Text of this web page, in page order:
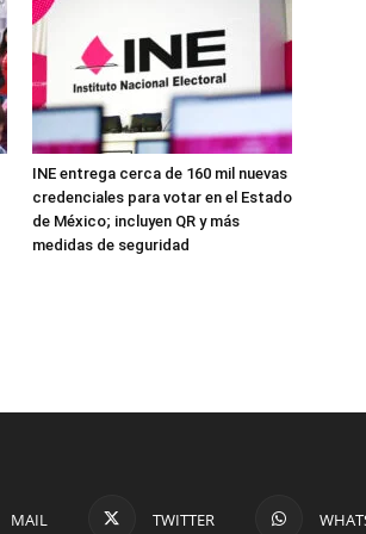
INE entrega cerca de 160 mil nuevas
credenciales para votar en el Estado
de México; incluyen QR y más
medidas de seguridad
MAIL TWITTER